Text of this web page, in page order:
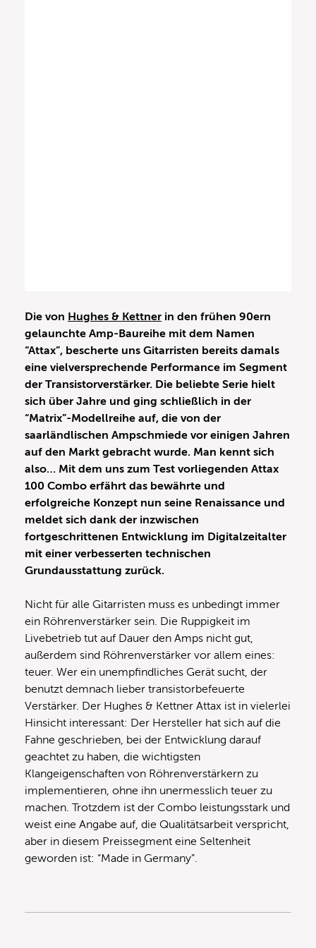
Die von Hughes & Kettner in den frühen 90ern
gelaunchte Amp-Baureihe mit dem Namen
“Attax”, bescherte uns Gitarristen bereits damals
eine vielversprechende Performance im Segment
der Transistorverstärker. Die beliebte Serie hielt
sich über Jahre und ging schließlich in der
“Matrix”-Modellreihe auf, die von der
saarländlischen Ampschmiede vor einigen Jahren
auf den Markt gebracht wurde. Man kennt sich
also… Mit dem uns zum Test vorliegenden Attax
100 Combo erfährt das bewährte und
erfolgreiche Konzept nun seine Renaissance und
meldet sich dank der inzwischen
fortgeschrittenen Entwicklung im Digitalzeitalter
mit einer verbesserten technischen
Grundausstattung zurück.
Nicht für alle Gitarristen muss es unbedingt immer
ein Röhrenverstärker sein. Die Ruppigkeit im
Livebetrieb tut auf Dauer den Amps nicht gut,
außerdem sind Röhrenverstärker vor allem eines:
teuer. Wer ein unempfindliches Gerät sucht, der
benutzt demnach lieber transistorbefeuerte
Verstärker. Der Hughes & Kettner Attax ist in vielerlei
Hinsicht interessant: Der Hersteller hat sich auf die
Fahne geschrieben, bei der Entwicklung darauf
geachtet zu haben, die wichtigsten
Klangeigenschaften von Röhrenverstärkern zu
implementieren, ohne ihn unermesslich teuer zu
machen. Trotzdem ist der Combo leistungsstark und
weist eine Angabe auf, die Qualitätsarbeit verspricht,
aber in diesem Preissegment eine Seltenheit
geworden ist: “Made in Germany”.